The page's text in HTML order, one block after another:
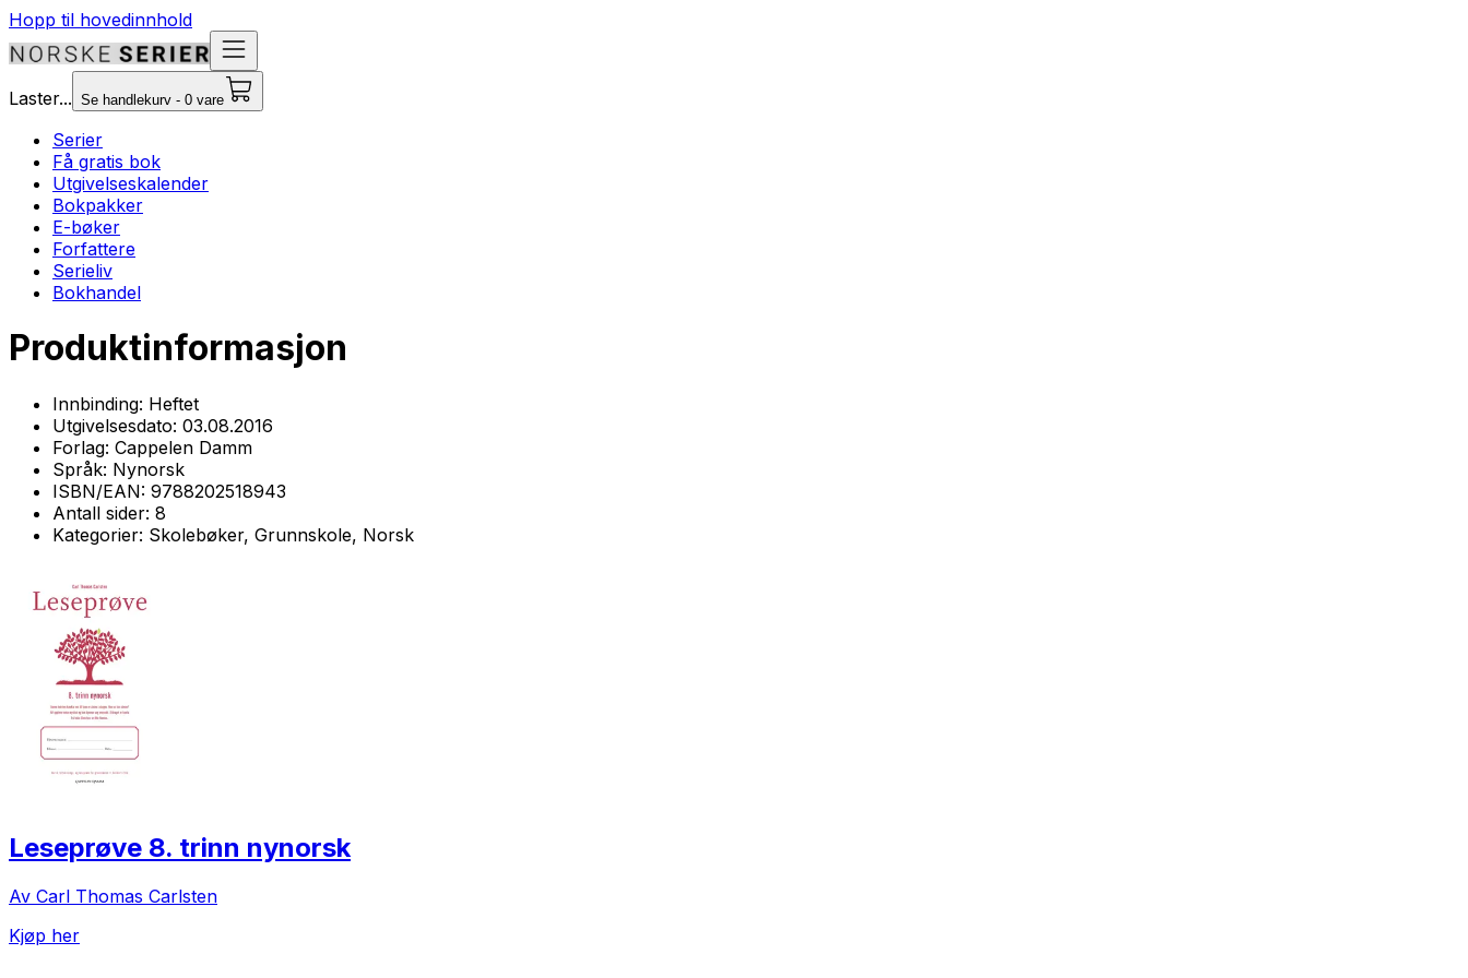
Hopp til hovedinnhold
Laster... Se handlekurv - 0 vare
Serier
Få gratis bok
Utgivelseskalender
Bokpakker
E-bøker
Forfattere
Serieliv
Bokhandel
Produktinformasjon
Innbinding: Heftet
Utgivelsesdato: 03.08.2016
Forlag: Cappelen Damm
Språk: Nynorsk
ISBN/EAN: 9788202518943
Antall sider: 8
Kategorier: Skolebøker, Grunnskole, Norsk
Leseprøve 8. trinn nynorsk
Av Carl Thomas Carlsten
Kjøp her